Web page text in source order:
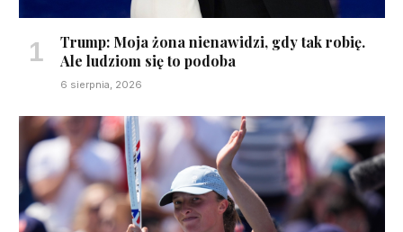
Trump: Moja żona nienawidzi, gdy tak robię.
Ale ludziom się to podoba
6 sierpnia, 2026